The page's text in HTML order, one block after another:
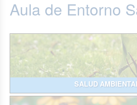
Aula de Entorno
SALUD